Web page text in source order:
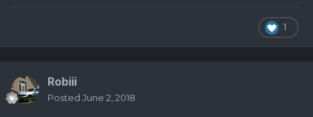
1
Robiii
Posted June 2, 2018